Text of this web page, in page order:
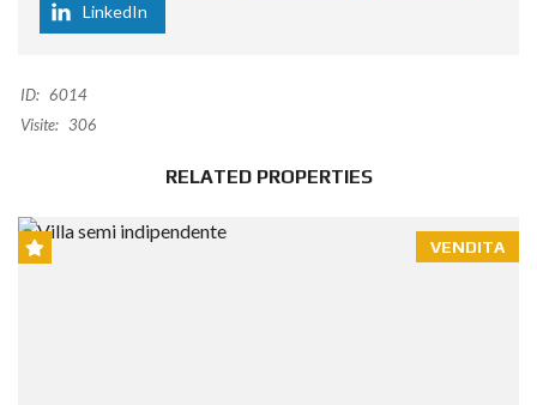
LinkedIn
ID: 6014
Visite: 306
RELATED PROPERTIES
VENDITA